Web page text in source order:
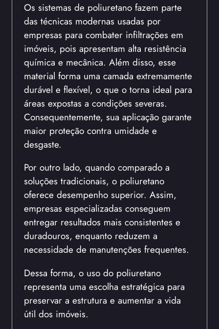
Os sistemas de poliuretano fazem parte
das técnicas modernas usadas por
empresas para combater infiltrações em
imóveis, pois apresentam alta resistência
química e mecânica. Além disso, esse
material forma uma camada extremamente
durável e flexível, o que o torna ideal para
áreas expostas a condições severas.
Consequentemente, sua aplicação garante
maior proteção contra umidade e
desgaste.
Por outro lado, quando comparado a
soluções tradicionais, o poliuretano
oferece desempenho superior. Assim,
empresas especializadas conseguem
entregar resultados mais consistentes e
duradouros, enquanto reduzem a
necessidade de manutenções frequentes.
Dessa forma, o uso do poliuretano
representa uma escolha estratégica para
preservar a estrutura e aumentar a vida
útil dos imóveis.